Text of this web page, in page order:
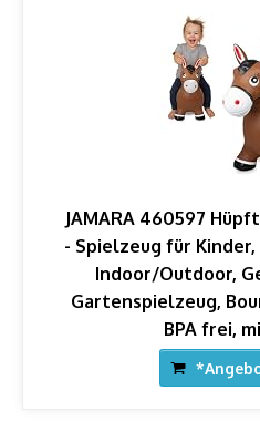
JAMARA 460597
- Spielzeug für
Indoor/Outdoor,
Gartenspielzeug,
BPA frei,